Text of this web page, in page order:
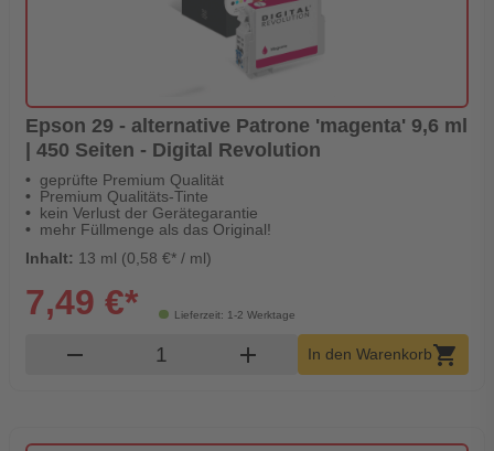
Epson 29 - alternative Patrone 'magenta' 9,6 ml
| 450 Seiten - Digital Revolution
geprüfte Premium Qualität
Premium Qualitäts-Tinte
kein Verlust der Gerätegarantie
mehr Füllmenge als das Original!
Inhalt: 13 ml (0,58 €* / ml)
Lieferzeit: 1-2 Werktage
7,49 €*
remove Produkt Warenkorb Menge
add In den Warenkorbshopping_cart